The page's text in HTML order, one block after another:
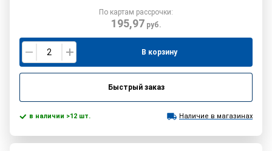
По картам рассрочки:
195,97 руб.
В корзину
Быстрый заказ
в наличии >12 шт. Наличие в магазинах